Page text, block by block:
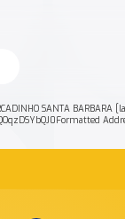
SANTA